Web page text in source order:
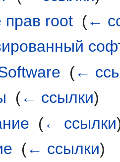
прав root (←
(←
(← ссылки)
(← ссылки
(← ссылки)